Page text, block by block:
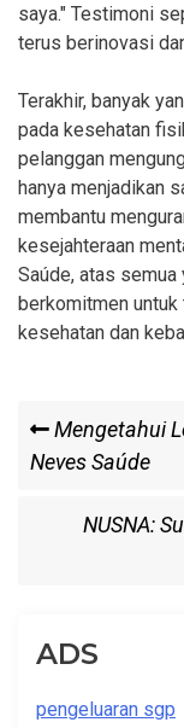
saya." Testimoni
terus berinovasi
Terakhir, banyak
pada kesehatan
pelanggan
hanya menjadikan
membantu
kesejahteraan
Saúde, atas semua
berkomitmen
kesehatan dan
Post
Previous
Post
Mengetahui
Neves Saúde
NUSNA:
ADS
pengeluaran sgp